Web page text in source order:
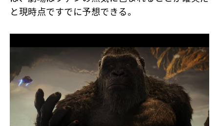
と現時点ですでに予想できる。